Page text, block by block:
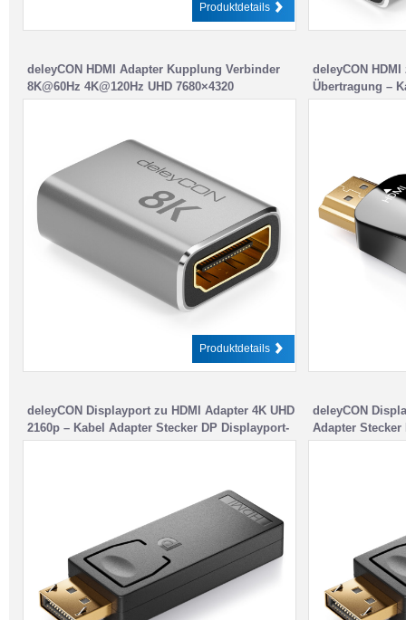
Produktdetails
deleyCON HDMI Adapter Kupplung Verbinder
8K@60Hz 4K@120Hz UHD 7680×4320
Aluminium HDMI 2.1 ARC HDR10+ Dolby
Produktdetails
deleyCON
Übertragung –
Stecker zu
deleyCON Displayport zu HDMI Adapter 4K UHD
2160p – Kabel Adapter Stecker DP Displayport-
Stecker zu HDMI-Buchse
deleyCON
Adapter
HDMI-Buchse